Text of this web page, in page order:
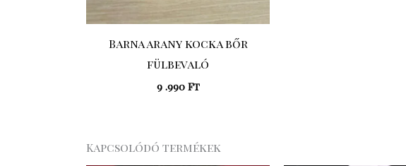
Barna arany kocka bőr
fülbevaló
9 .990 Ft
Kapcsolódó termékek